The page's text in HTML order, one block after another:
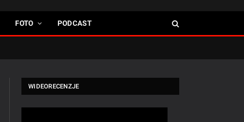
FOTO PODCAST
WIDEORECENZJE